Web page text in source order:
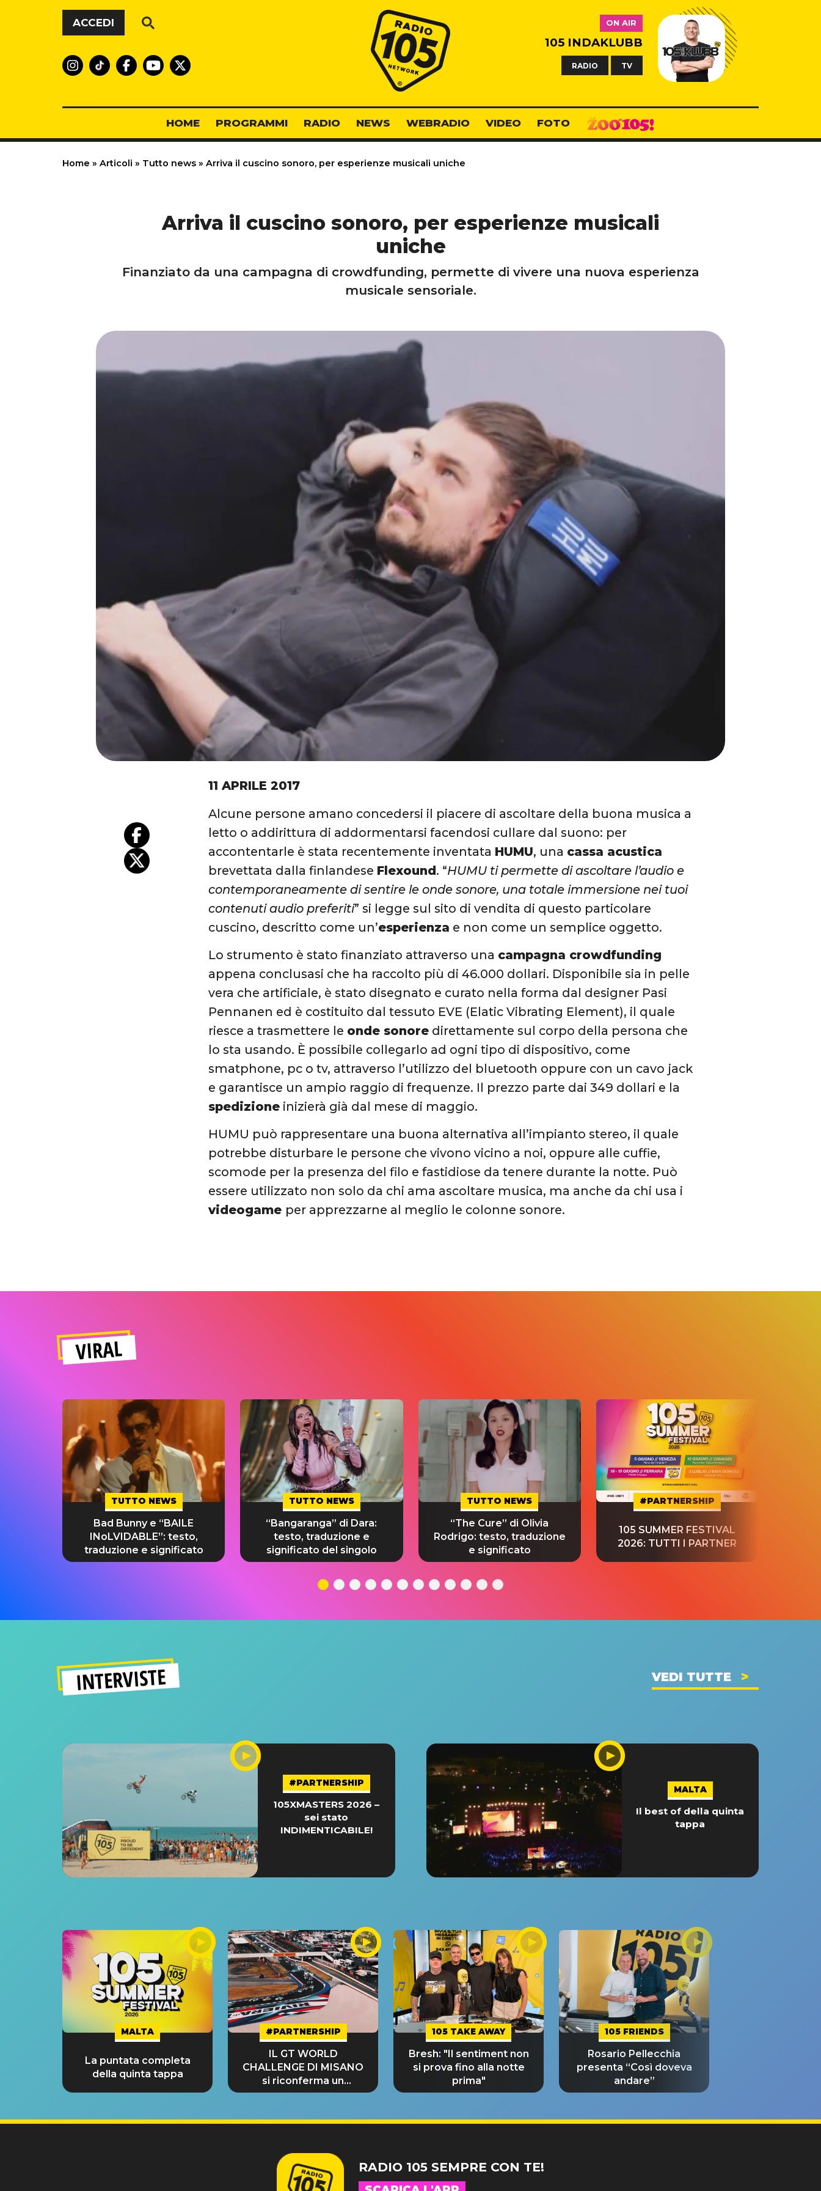
Vai al contenuto
ACCEDI
Radio 105
ON AIR
105 INDAKLUBB
RADIO TV
HOME PROGRAMMI RADIO NEWS WEBRADIO VIDEO FOTO
Home » Articoli » Tutto news » Arriva il cuscino sonoro, per esperienze musicali uniche
Arriva il cuscino sonoro, per esperienze musicali
uniche
Finanziato da una campagna di crowdfunding, permette di vivere una nuova esperienza
musicale sensoriale.
11 APRILE 2017
Alcune persone amano concedersi il piacere di ascoltare della buona musica a
letto o addirittura di addormentarsi facendosi cullare dal suono: per
accontentarle è stata recentemente inventata HUMU, una cassa acustica
brevettata dalla finlandese Flexound. “HUMU ti permette di ascoltare l’audio e
contemporaneamente di sentire le onde sonore, una totale immersione nei tuoi
contenuti audio preferiti” si legge sul sito di vendita di questo particolare
cuscino, descritto come un’esperienza e non come un semplice oggetto.
Lo strumento è stato finanziato attraverso una campagna crowdfunding
appena conclusasi che ha raccolto più di 46.000 dollari. Disponibile sia in pelle
vera che artificiale, è stato disegnato e curato nella forma dal designer Pasi
Pennanen ed è costituito dal tessuto EVE (Elatic Vibrating Element), il quale
riesce a trasmettere le onde sonore direttamente sul corpo della persona che
lo sta usando. È possibile collegarlo ad ogni tipo di dispositivo, come
smatphone, pc o tv, attraverso l’utilizzo del bluetooth oppure con un cavo jack
e garantisce un ampio raggio di frequenze. Il prezzo parte dai 349 dollari e la
spedizione inizierà già dal mese di maggio.
HUMU può rappresentare una buona alternativa all’impianto stereo, il quale
potrebbe disturbare le persone che vivono vicino a noi, oppure alle cuffie,
scomode per la presenza del filo e fastidiose da tenere durante la notte. Può
essere utilizzato non solo da chi ama ascoltare musica, ma anche da chi usa i
videogame per apprezzarne al meglio le colonne sonore.
VIRAL
TUTTO NEWS
Bad Bunny e “BAILE
INoLVIDABLE”: testo,
traduzione e significato
TUTTO NEWS
“Bangaranga” di Dara:
testo, traduzione e
significato del singolo
TUTTO NEWS
“The Cure” di Olivia
Rodrigo: testo, traduzione
e significato
#PARTNERSHIP
105 SUMMER FESTIVAL
2026: TUTTI I PARTNER
INTERVISTE VEDI TUTTE
#PARTNERSHIP
105XMASTERS 2026 –
sei stato
INDIMENTICABILE!
MALTA
Il best of della quinta
tappa
MALTA
La puntata completa
della quinta tappa
#PARTNERSHIP
IL GT WORLD
CHALLENGE DI MISANO
si riconferma un
GRANDE SUCCESSO!
105 TAKE AWAY
Bresh: "Il sentiment non
si prova fino alla notte
prima"
105 FRIENDS
Rosario Pellecchia
presenta “Così doveva
andare”
RADIO 105 SEMPRE CON TE!